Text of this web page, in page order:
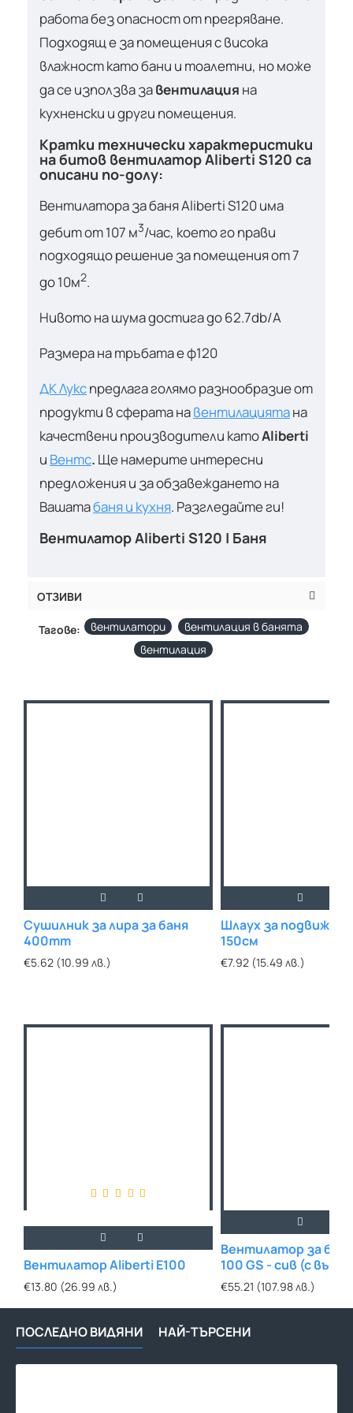
работа без опасност от прегряване.
Подходящ е за помещения с висока
влажност като бани и тоалетни, но може
да се използва завентилация на
кухненски и други помещения.
Кратки технически характеристики
на битов вентилатор Aliberti S120 са
описани по-долу:
Вентилатора за баня Aliberti S120 има
дебит от 107 м3/час, което го прави
подходящо решение за помещения от 7
до 10м2.
Нивото на шума достига до 62.7db/A
Размера на тръбата е ф120
ДК Лукспредлага голямо разнообразие от
продукти в сферата навентилациятана
качествени производители катоAliberti
и Вентс. Ще намерите интересни
предложения и за обзавеждането на
Вашатабаня и кухня. Разгледайте ги!
Вентилатор Aliberti S120 | Баня
ОТЗИВИ
Тагове: вентилатори
вентилация в банята
вентилация
Сушилник за лира за баня
400mm
€5.62 (10.99 лв.)
Шлаух за подвижен
150см
€7.92 (15.49 лв.)
Вентилатор Aliberti E100
€13.80 (26.99 лв.)
Вентилатор за баня
100 GS - сив (c
клапа)
€55.21 (107.98 лв.)
ПОСЛЕДНО ВИДЯНИ НАЙ-ТЪРСЕНИ